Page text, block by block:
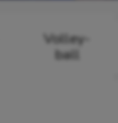
Volley-
ball